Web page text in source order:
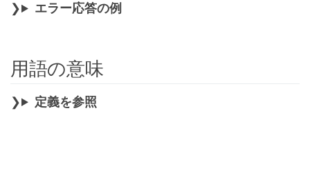
エラー応答の例
用語の意味
定義を参照